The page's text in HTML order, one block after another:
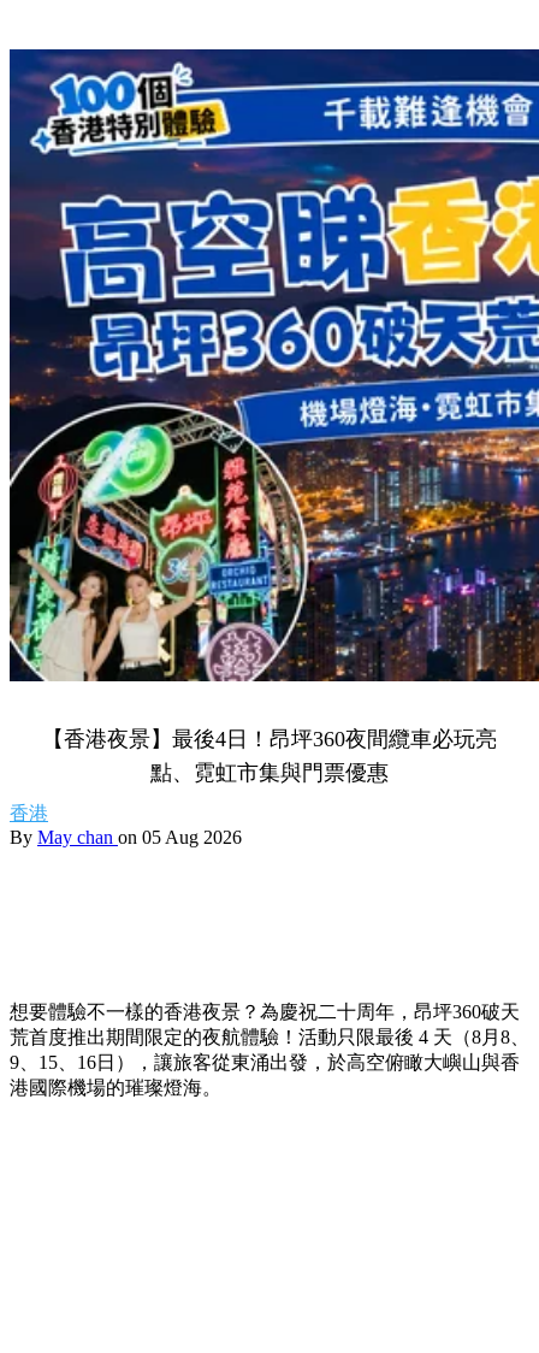
【香港夜景】最後4日！昂坪360夜間纜車必玩亮
點、霓虹市集與門票優惠
香港
By May chan on 05 Aug 2026
想要體驗不一樣的香港夜景？為慶祝二十周年，昂坪360破天
荒首度推出期間限定的夜航體驗！活動只限最後 4 天（8月8、
9、15、16日），讓旅客從東涌出發，於高空俯瞰大嶼山與香
港國際機場的璀璨燈海。